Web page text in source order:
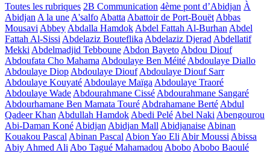
Toutes les rubriques 2B Communication 4ème pont d’Abidjan À
Abidjan A la une A'salfo Abatta Abattoir de Port-Bouët Abbas
Mousavi Abbey Abdalla Hamdok Abdel Fattah Al-Burhan Abdel
Fattah Al-Sissi Abdelaziz Bouteflika Abdelaziz Djerad Abdellatif
Mekki Abdelmadjid Tebboune Abdon Bayeto Abdou Diouf
Abdoufata Cho Mahama Abdoulaye Ben Méité Abdoulaye Diallo
Abdoulaye Diop Abdoulaye Diouf Abdoulaye Diouf Sarr
Abdoulaye Kouyaté Abdoulaye Maïga Abdoulaye Traoré
Abdoulaye Wade Abdourahmane Cissé Abdourahmane Sangaré
Abdourhamane Ben Mamata Touré Abdrahamane Berté Abdul
Qadeer Khan Abdullah Hamdok Abedi Pelé Abel Naki Abengourou
Abi-Daman Koné Abidjan Abidjan Mall Abidjanaise Abinan
Kouakou Pascal Abinan Pascal Abion Yao Eli Abir Moussi Abissa
Abiy Ahmed Ali Abo Tagué Mahamadou Abobo Abobo Baoulé